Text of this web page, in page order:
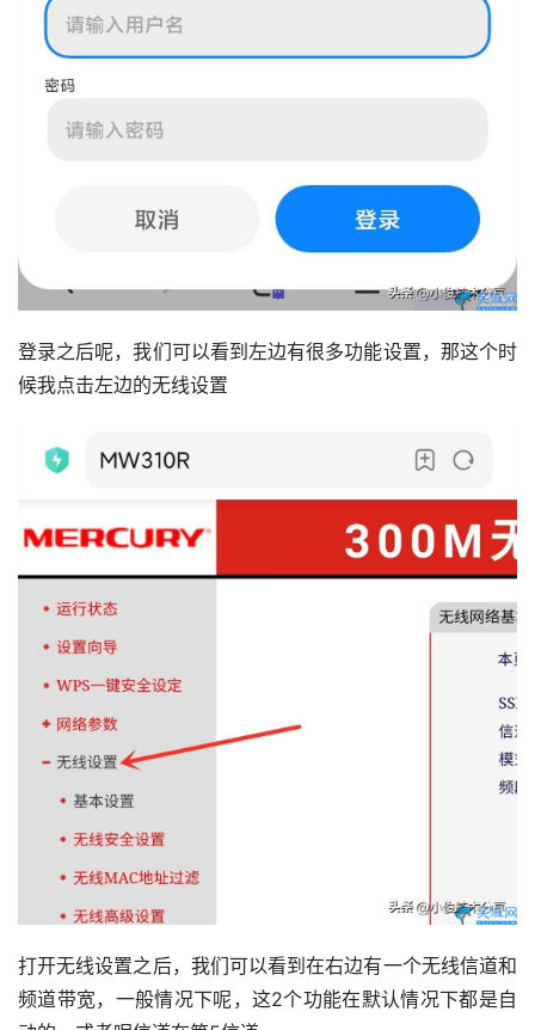
登录之后呢，我们可以看到左边有很多功能设置，那这个时
候我点击左边的无线设置
打开无线设置之后，我们可以看到在右边有一个无线信道和
频道带宽，一般情况下呢，这2个功能在默认情况下都是自